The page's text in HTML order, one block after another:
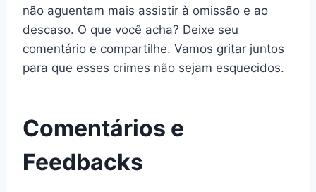
não aguentam mais assistir à omissão e ao
descaso. O que você acha? Deixe seu
comentário e compartilhe. Vamos gritar juntos
para que esses crimes não sejam esquecidos.
Comentários e
Feedbacks